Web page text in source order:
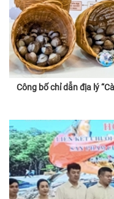
Công bố chỉ dẫn địa lý